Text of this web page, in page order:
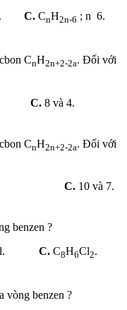
3. C. CnH2n-6 ; n 6.
CnH2n+2-2a. Đối với
C. 8 và 4.
CnH2n+2-2a. Đối với
6. C. 10 và 7.
benzen ?
C. C8H6Cl2.
vòng benzen ?